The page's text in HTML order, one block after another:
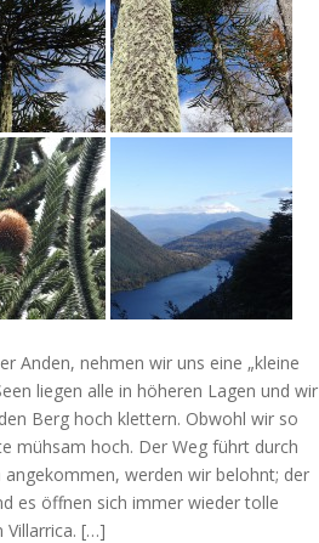
Anden, nehmen wir uns eine „kleine
liegen alle in höheren Lagen und wir
Berg hoch klettern. Obwohl wir so
mühsam hoch. Der Weg führt durch
werden wir belohnt; der
es öffnen sich immer wieder tolle
Villarrica. […]